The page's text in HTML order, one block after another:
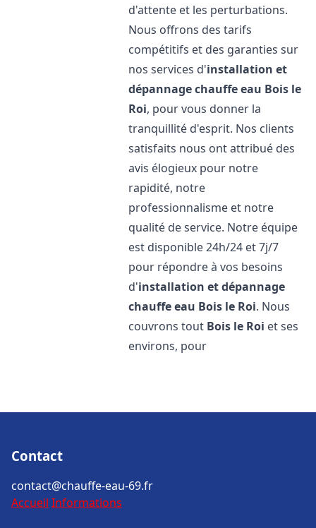
d'attente et les perturbations.
Nous offrons des tarifs
compétitifs et des garanties sur
nos services d'installation et
dépannage chauffe eau Bois le
Roi, pour vous donner la
tranquillité d'esprit. Nos clients
satisfaits nous ont attribué des
avis élogieux pour notre
rapidité, notre
professionnalisme et notre
qualité de service. Notre équipe
est disponible 24h/24 et 7j/7
pour répondre à vos besoins
d'installation et dépannage
chauffe eau Bois le Roi. Nous
couvrons tout Bois le Roi et ses
environs, pour
Contact
contact@chauffe-eau-69.fr
Accueil Informations